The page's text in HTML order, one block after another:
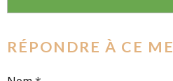
RÉPONDRE À CE